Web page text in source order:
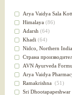
Лечит опухоли и
Для медитации
выводит токсины
Для здоровья печени
Для тела(39)
для очищения крови
При диабете(38)
Антиоксидант(37)
Для Капха(Кафа)
От паразитов(37)
Arya Vaidya Sala
Himalaya (86)
Adarsh (64)
Khadi (64)
Nidсo, Northern
Страна
AVN Ayurveda
Arya Vaidya
Ramakrishna (51)
Sri Dhootapapeshwar